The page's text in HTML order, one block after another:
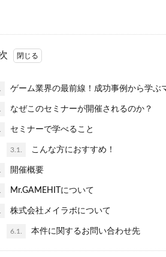
ゲーム業界の最前線！成功事例から学ぶ
なぜこのセミナーが開催されるのか？
セミナーで学べること
3.1. こんな方におすすめ！
開催概要
Mr.GAMEHITについて
株式会社メイラボについて
6.1. 本件に関するお問い合わせ先